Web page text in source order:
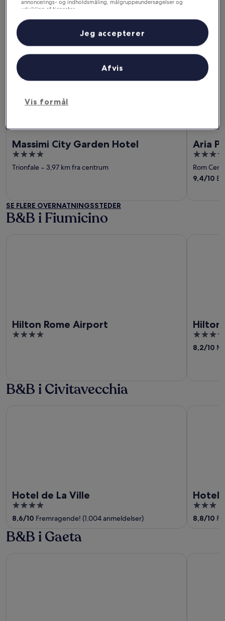
Lazio
B&B i Rom (og omegn)
Massimi City Garden Hotel
4
out
Trionfale ‐ 3,97 km fra centrum
Massimi City Garden Hotel
Aria
4
out
of
Rom
9,4/10
Aria
SE FLERE OVERNATNINGSSTEDER
B&B i Fiumicino
Hilton Rome Airport
4
Hilton
4
out
8,2/10
B&B i Civitavecchia
Hotel de La Ville
4
out
5
8,6/10 Fremragende! (1.004 anmeldelser)
Hotel
3
out
8,8/10
B&B i Gaeta
annoncerings- og indholdsmåling, målgruppeundersøgelser og
udvikling af tjenester.
Liste over partnere (leverandører)
Vis formål
Afvis
Jeg accepterer